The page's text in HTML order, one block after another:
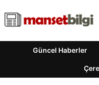
Güncel Haberler